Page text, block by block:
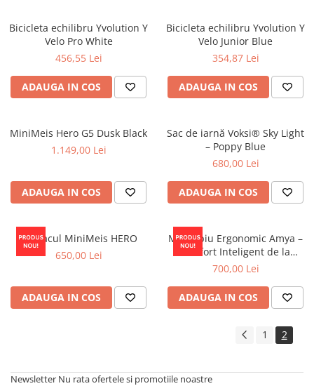
Bicicleta echilibru Yvolution Y
Velo Pro White
456,55 Lei
ADAUGA IN COS
Bicicleta echilibru Yvolution Y
Velo Junior Blue
354,87 Lei
ADAUGA IN COS
MiniMeis Hero G5 Dusk Black
1.149,00 Lei
ADAUGA IN COS
Sac de iarnă Voksi® Sky Light
– Poppy Blue
680,00 Lei
ADAUGA IN COS
Rucsacul MiniMeis HERO
650,00 Lei
ADAUGA IN COS
Marsupiu Ergonomic Amya –
Confort Inteligent de la
Naștere până la 3 Ani
700,00 Lei
ADAUGA IN COS
1 2
Newsletter Nu rata ofertele si promotiile noastre